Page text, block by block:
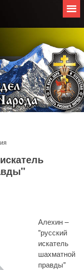
Алехин –
"русский
искатель
шахматной
правды"